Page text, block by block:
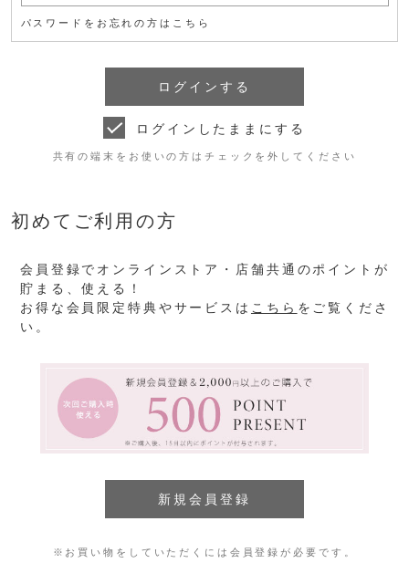
パスワードをお忘れの方はこちら
ログインしたままにする
共有の端末をお使いの方はチェックを外してください
初めてご利用の方
会員登録でオンラインストア・店舗共通のポイントが
貯まる、使える！
お得な会員限定特典やサービスは こちら をご覧くださ
い。
※お買い物をしていただくには会員登録が必要です。